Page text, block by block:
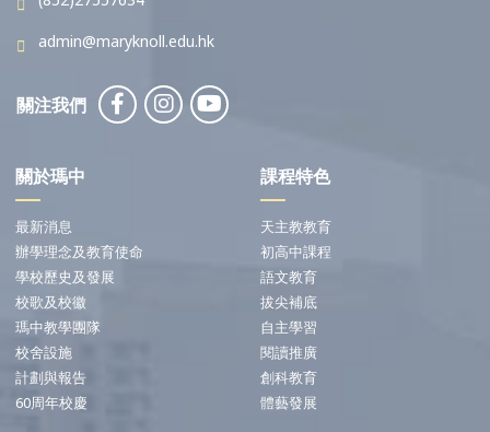
admin@maryknoll.edu.hk
關注我們
關於瑪中
最新消息
辦學理念及教育使命
學校歷史及發展
校歌及校徽
瑪中教學團隊
校舍設施
計劃與報告
60周年校慶
課程特色
天主教教育
初高中課程
語文教育
拔尖補底
自主學習
閱讀推廣
創科教育
體藝發展